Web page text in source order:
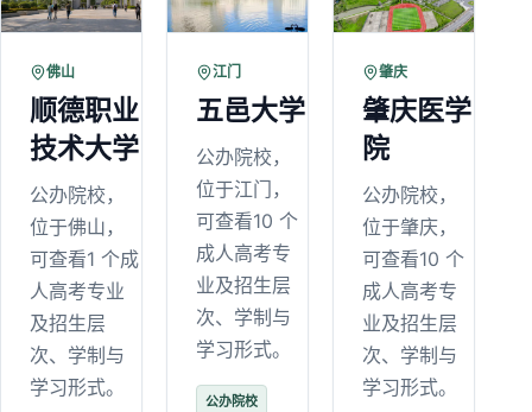
佛山
顺德职业
技术大学
公办院校，
位于佛山，
可查看1 个成
人高考专业
及招生层
次、学制与
学习形式。
江门
五邑大学
公办院校，
位于江门，
可查看10 个
成人高考专
业及招生层
次、学制与
学习形式。
公办院校
肇庆
肇庆医学
院
公办院校，
位于肇庆，
可查看10 个
成人高考专
业及招生层
次、学制与
学习形式。